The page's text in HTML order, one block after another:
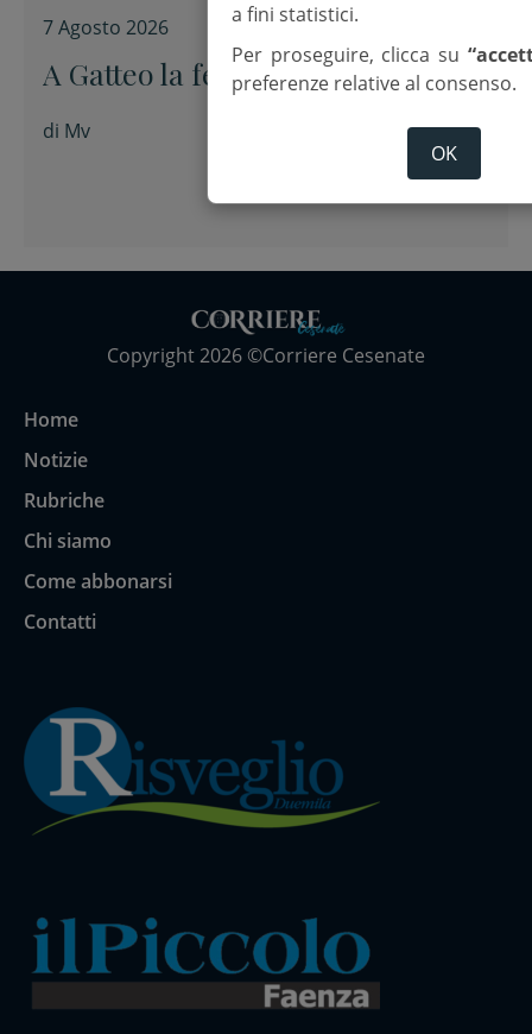
7 Agosto 2026
A Gatteo la festa di San Lorenzo
di Mv
Copyright 2026 ©Corriere Cesenate
Home
Notizie
Rubriche
Chi siamo
Come abbonarsi
Contatti
a fini statistici.
Per proseguire, clicca su
preferenze relative al consenso.
OK